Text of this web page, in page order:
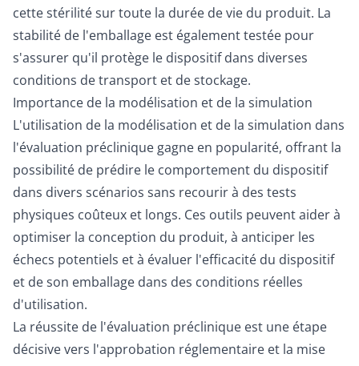
cette stérilité sur toute la durée de vie du produit. La
stabilité de l'emballage est également testée pour
s'assurer qu'il protège le dispositif dans diverses
conditions de transport et de stockage.
Importance de la modélisation et de la simulation
L'utilisation de la modélisation et de la simulation dans
l'évaluation préclinique gagne en popularité, offrant la
possibilité de prédire le comportement du dispositif
dans divers scénarios sans recourir à des tests
physiques coûteux et longs. Ces outils peuvent aider à
optimiser la conception du produit, à anticiper les
échecs potentiels et à évaluer l'efficacité du dispositif
et de son emballage dans des conditions réelles
d'utilisation.
La réussite de l'évaluation préclinique est une étape
décisive vers l'approbation réglementaire et la mise